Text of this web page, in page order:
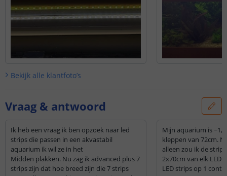
Bekijk alle klantfoto’s
Vraag & antwoord
Ik heb een vraag ik ben opzoek naar led
strips die passen in een akvastabil
aquarium ik wil ze in het
Midden plakken. Nu zag ik advanced plus 7
strips zijn dat hoe breed zijn die 7 strips
Mijn aquarium is ~1,50 breed maar heeft 2
kleppen van 72cm.
alleen zou ik de
2x70cm van elk LED
LED strips op 1